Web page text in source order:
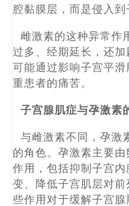
腔黏膜层，而是侵入到
雌激素的这种异常作
过多、经期延长，还
可能通过影响子宫平
重患者的痛苦。
子宫腺肌症与孕激素
与雌激素不同，孕激
的角色。孕激素主要
作用，包括抑制子宫
变、降低子宫肌层对
些作用对于缓解子宫腺